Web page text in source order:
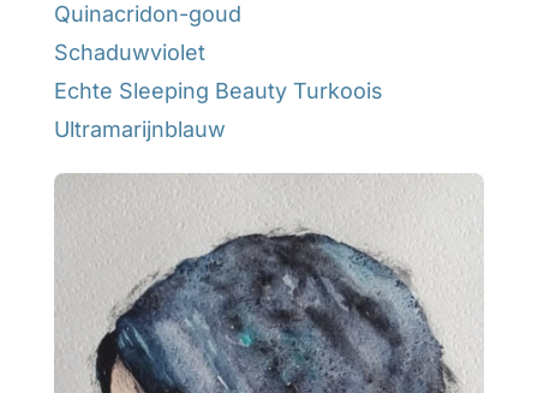
Quinacridon-goud
Schaduwviolet
Echte Sleeping Beauty Turkoois
Ultramarijnblauw